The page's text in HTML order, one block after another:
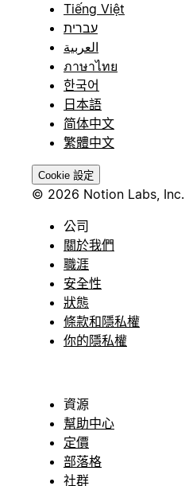
Tiếng Việt
עברית
العربية
ภาษาไทย
한국어
日本語
简体中文
繁體中文
Cookie 設定
© 2026 Notion Labs, Inc.
公司
關於我們
職涯
安全性
狀態
條款和隱私權
你的隱私權
資源
幫助中心
定價
部落格
社群